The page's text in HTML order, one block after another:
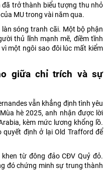
đã trở thành biểu tượng thu nhỏ
MU trong vài năm qua.
sóng tranh cãi. Một bộ phận
thủ lĩnh mạnh mẽ, điềm tĩnh
một ngôi sao đôi lúc mất kiểm
giữa chỉ trích và sự
vẫn khẳng định tình yêu
hè 2025, anh nhận được lời
kèm mức lương khổng lồ.
định ở lại Old Trafford để
từ đông đảo CĐV Quỷ đỏ.
đó chứng minh sự trung thành